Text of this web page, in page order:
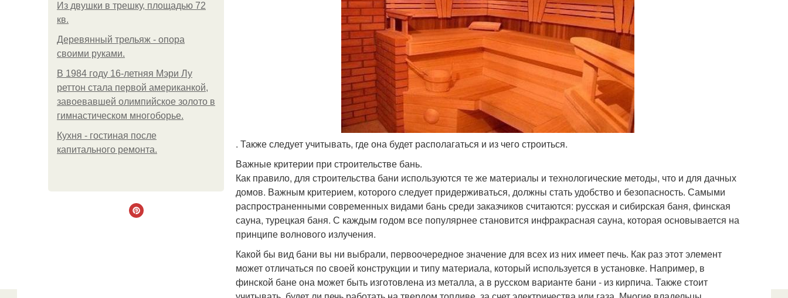
Из двушки в трешку, площадью 72
кв.
Деревянный трельяж - опора
своими руками.
В 1984 году 16-летняя Мэри Лу
реттон стала первой американкой,
завоевавшей олимпийское золото в
гимнастическом многоборье.
Кухня - гостиная после
капитального ремонта.
. Также следует учитывать, где она будет располагаться и из чего строиться.
Важные критерии при строительстве бань.
Как правило, для строительства бани используются те же материалы и технологические методы, что и для дачных
домов. Важным критерием, которого следует придерживаться, должны стать удобство и безопасность. Самыми
распространенными современных видами бань среди заказчиков считаются: русская и сибирская баня, финская
сауна, турецкая баня. С каждым годом все популярнее становится инфракрасная сауна, которая основывается на
принципе волнового излучения.
Какой бы вид бани вы ни выбрали, первоочередное значение для всех из них имеет печь. Как раз этот элемент
может отличаться по своей конструкции и типу материала, который используется в установке. Например, в
финской бане она может быть изготовлена из металла, а в русском варианте бани - из кирпича. Также стоит